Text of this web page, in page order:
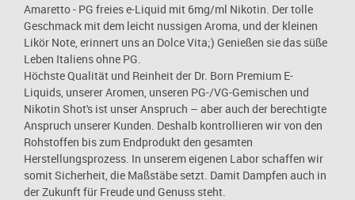
Amaretto - PG freies e-Liquid mit 6mg/ml Nikotin. Der tolle
Geschmack mit dem leicht nussigen Aroma, und der kleinen
Likör Note, erinnert uns an Dolce Vita;) Genießen sie das süße
Leben Italiens ohne PG.
Höchste Qualität und Reinheit der Dr. Born Premium E-
Liquids, unserer Aromen, unseren PG-/VG-Gemischen und
Nikotin Shot's ist unser Anspruch – aber auch der berechtigte
Anspruch unserer Kunden. Deshalb kontrollieren wir von den
Rohstoffen bis zum Endprodukt den gesamten
Herstellungsprozess. In unserem eigenen Labor schaffen wir
somit Sicherheit, die Maßstäbe setzt. Damit Dampfen auch in
der Zukunft für Freude und Genuss steht.